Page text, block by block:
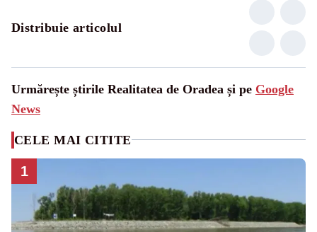
Distribuie articolul
Urmărește știrile Realitatea de Oradea și pe Google
News
CELE MAI CITITE
1